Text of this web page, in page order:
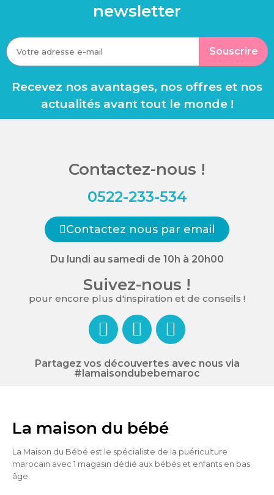
newsletter
Souscrire
Recevez nos avantages, nos offres et nos
actualités avant tout le monde !
Contactez-nous !
0522-233-534
Contactez nous par email
Du lundi au samedi de 10h à 20h00
Suivez-nous !
pour encore plus d'inspiration et de conseils !
Partagez vos découvertes avec nous via
#lamaisondubebemaroc
La maison du bébé
La Maison du Bébé est le spécialiste de la puériculture
marocain avec 1 magasin dédié aux bébés et enfants en bas
âge.